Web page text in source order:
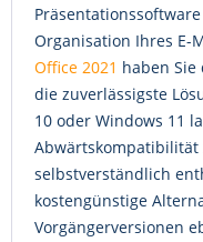
Präsentationssoftware
Organisation Ihres E-
Office 2021 haben
die zuverlässigste
10 oder Windows 11
selbstverständlich
kostengünstige
Vorgängerversionen